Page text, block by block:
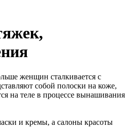
женщин сталкивается с
собой полоски на коже,
на теле в процессе вынашивания
и кремы, а салоны красоты